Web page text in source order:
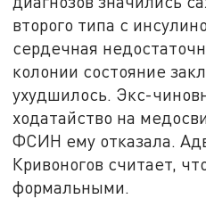
второго типа с
сердечная
колонии состояние
ухудшилось. Экс-
ходатайство на
ФСИН ему отказала.
Кривоногов считает,
формальными.